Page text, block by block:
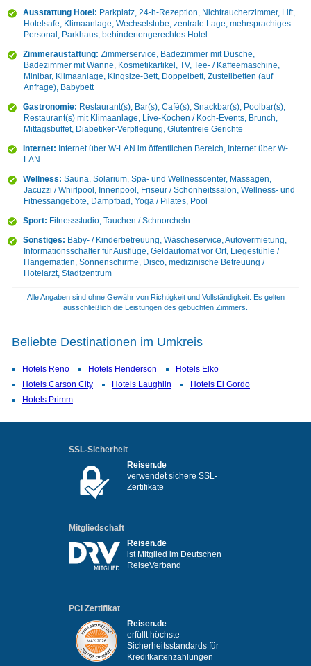
Ausstattung Hotel: Parkplatz, 24-h-Rezeption, Nichtraucherzimmer, Lift,
Hotelsafe, Klimaanlage, Wechselstube, zentrale Lage, mehrsprachiges
Personal, Parkhaus, behindertengerechtes Hotel
Zimmeraustattung: Zimmerservice, Badezimmer mit Dusche,
Badezimmer mit Wanne, Kosmetikartikel, TV, Tee- / Kaffeemaschine,
Minibar, Klimaanlage, Kingsize-Bett, Doppelbett, Zustellbetten (auf
Anfrage), Babybett
Gastronomie: Restaurant(s), Bar(s), Café(s), Snackbar(s), Poolbar(s),
Restaurant(s) mit Klimaanlage, Live-Kochen / Koch-Events, Brunch,
Mittagsbuffet, Diabetiker-Verpflegung, Glutenfreie Gerichte
Internet: Internet über W-LAN im öffentlichen Bereich, Internet über W-
LAN
Wellness: Sauna, Solarium, Spa- und Wellnesscenter, Massagen,
Jacuzzi / Whirlpool, Innenpool, Friseur / Schönheitssalon, Wellness- und
Fitnessangebote, Dampfbad, Yoga / Pilates, Pool
Sport: Fitnessstudio, Tauchen / Schnorcheln
Sonstiges: Baby- / Kinderbetreuung, Wäscheservice, Autovermietung,
Informationsschalter für Ausflüge, Geldautomat vor Ort, Liegestühle /
Hängematten, Sonnenschirme, Disco, medizinische Betreuung /
Hotelarzt, Stadtzentrum
Alle Angaben sind ohne Gewähr von Richtigkeit und Vollständigkeit. Es gelten
ausschließlich die Leistungen des gebuchten Zimmers.
Beliebte Destinationen im Umkreis
Hotels Reno Hotels Henderson
Hotels Elko
Hotels Carson City
Hotels Laughlin
Hotels El Gordo
Hotels Primm
SSL-Sicherheit
Reisen.de
verwendet sichere SSL-
Zertifikate
Mitgliedschaft
Reisen.de
ist Mitglied im Deutschen
ReiseVerband
PCI Zertifikat
Reisen.de
erfüllt höchste
Sicherheitsstandards für
Kreditkartenzahlungen